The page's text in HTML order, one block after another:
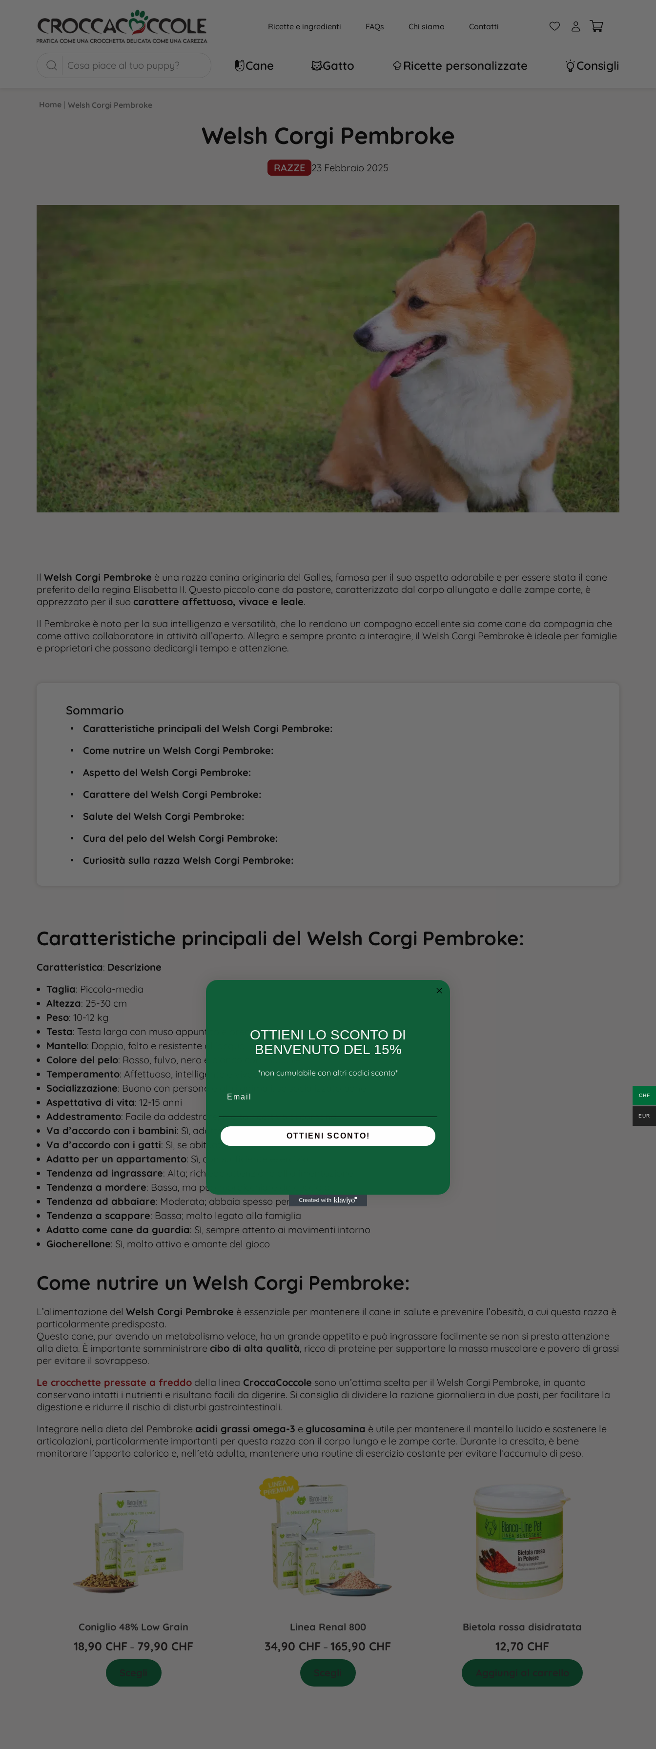
Ricette e ingredienti FAQs Chi siamo Contatti W A
Cane Gatto Ricette personalizzate Consigli
Home | Welsh Corgi Pembroke
Welsh Corgi Pembroke
RAZZE 23 Febbraio 2025
Il Welsh Corgi Pembroke è una razza canina originaria del Galles, famosa per il suo aspetto adorabile e per essere stata il cane
preferito della regina Elisabetta II. Questo piccolo cane da pastore, caratterizzato dal corpo allungato e dalle zampe corte, è
apprezzato per il suo carattere affettuoso, vivace e leale.
Il Pembroke è noto per la sua intelligenza e versatilità, che lo rendono un compagno eccellente sia come cane da compagnia che
come attivo collaboratore in attività all’aperto. Allegro e sempre pronto a interagire, il Welsh Corgi Pembroke è ideale per famiglie
e proprietari che possano dedicargli tempo e attenzione.
Sommario
Caratteristiche principali del Welsh Corgi Pembroke:
Come nutrire un Welsh Corgi Pembroke:
Aspetto del Welsh Corgi Pembroke:
Carattere del Welsh Corgi Pembroke:
Salute del Welsh Corgi Pembroke:
Cura del pelo del Welsh Corgi Pembroke:
Curiosità sulla razza Welsh Corgi Pembroke:
Caratteristiche principali del Welsh Corgi Pembroke:
Caratteristica: Descrizione
Taglia: Piccola-media
Altezza: 25-30 cm
Peso: 10-12 kg
Testa: Testa larga con muso appuntito e orecchie erette
Mantello: Doppio, folto e resistente all’acqua
Colore del pelo: Rosso, fulvo, nero e bianco con macchie
Temperamento: Affettuoso, intelligente e vivace
Socializzazione: Buono con persone e altri animali, se socializzato bene
Aspettativa di vita: 12-15 anni
Addestramento: Facile da addestrare, molto ricettivo ai comandi
Va d’accordo con i bambini: Sì, adatto e paziente con i bambini
Va d’accordo con i gatti: Sì, se abituato da cucciolo
Adatto per un appartamento: Sì, con sufficiente esercizio
Tendenza ad ingrassare: Alta; richiede attenzione all’alimentazione
Tendenza a mordere: Bassa, ma può mordicchiare da cucciolo
Tendenza ad abbaiare: Moderata; abbaia spesso per comunicare
Tendenza a scappare: Bassa; molto legato alla famiglia
Adatto come cane da guardia: Sì, sempre attento ai movimenti intorno
Giocherellone: Sì, molto attivo e amante del gioco
Come nutrire un Welsh Corgi Pembroke:
L’alimentazione del Welsh Corgi Pembroke è essenziale per mantenere il cane in salute e prevenire l’obesità, a cui questa razza è
particolarmente predisposta.
Questo cane, pur avendo un metabolismo veloce, ha un grande appetito e può ingrassare facilmente se non si presta attenzione
alla dieta. È importante somministrare cibo di alta qualità, ricco di proteine per supportare la massa muscolare e povero di grassi
per evitare il sovrappeso.
Le crocchette pressate a freddodella linea CroccaCoccole sono un’ottima scelta per il Welsh Corgi Pembroke, in quanto
conservano intatti i nutrienti e risultano facili da digerire. Si consiglia di dividere la razione giornaliera in due pasti, per facilitare la
digestione e ridurre il rischio di disturbi gastrointestinali.
Integrare nella dieta del Pembroke acidi grassi omega-3 e glucosamina è utile per mantenere il mantello lucido e sostenere le
articolazioni, particolarmente importanti per questa razza con il corpo lungo e le zampe corte. Durante la crescita, è bene
monitorare l’apporto calorico e, nell’età adulta, mantenere una routine di esercizio costante per evitare l’accumulo di peso.
Coniglio 48% Low Grain
18,90 CHF – 79,90 CHF
Linea Renal 800
34,90 CHF –165,90 CHF
Bietola rossa disidratata
12,70 CHF
CHF
EUR
OTTIENI LO SCONTO DI
BENVENUTO DEL 15%
*non cumulabile con altri codici sconto*
OTTIENI SCONTO!